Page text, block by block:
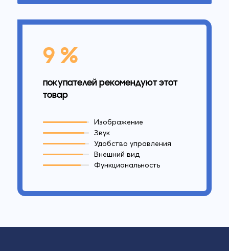
9 %
покупателей рекомендуют этот
товар
Изображение
Звук
Удобство управления
Внешний вид
Функциональность